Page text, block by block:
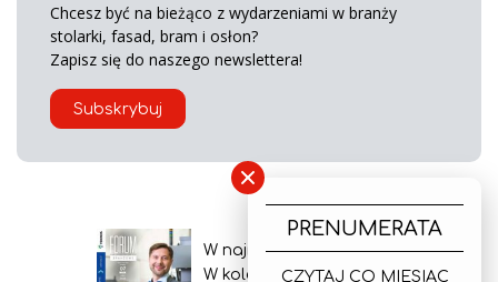
Chcesz być na bieżąco z wydarzeniami w branży
stolarki, fasad, bram i osłon?
Zapisz się do naszego newslettera!
Subskrybuj
W najnowszym wydaniu
W kolejnym numerze
×
PRENUMERATA
CZYTAJ CO MIESIĄC